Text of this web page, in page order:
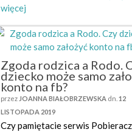
więcej
Zgoda rodzica a Rodo.
dziecko może samo
konto na fb?
przez JOANNA BIAŁOBRZEWSKA dn.12
LISTOPADA 2019
Czy pamiętacie serwis